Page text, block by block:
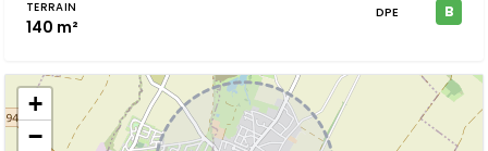
TERRAIN
140 m²
DPE B
+
−